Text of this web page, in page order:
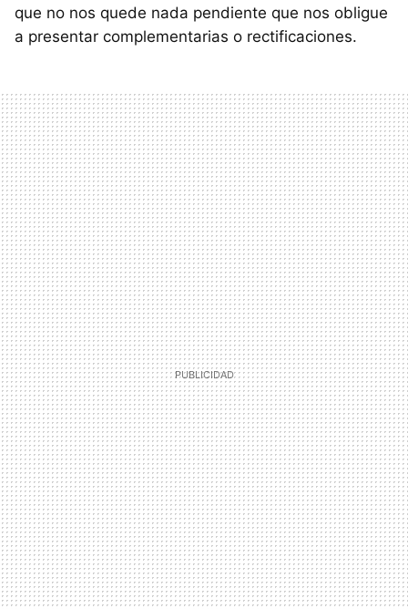
que no nos quede nada pendiente que nos obligue
a presentar complementarias o rectificaciones.